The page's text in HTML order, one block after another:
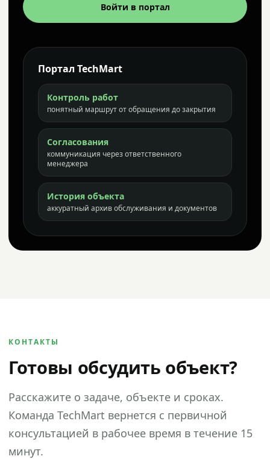
Войти в портал
Портал TechMart
Контроль работ
понятный маршрут от обращения до закрытия
Согласования
коммуникация через ответственного
менеджера
История объекта
аккуратный архив обслуживания и документов
КОНТАКТЫ
Готовы обсудить объект?
Расскажите о задаче, объекте и сроках.
Команда TechMart вернется с первичной
консультацией в рабочее время в течение 15
минут.